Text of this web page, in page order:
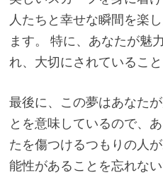
人たちと幸せな瞬間を楽
ます。 特に、あなたが魅
れ、大切にされていること
最後に、この夢はあなた
とを意味しているので、
たを傷つけるつもりの人
能性があることを忘れない